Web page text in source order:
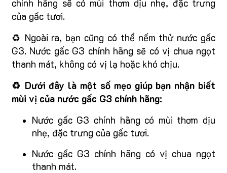
chính hãng sẽ có mùi thơm dịu nhẹ, đặc trưng
của gấc tươi.
♻️ Ngoài ra, bạn cũng có thể nếm thử nước gấc
G3. Nước gấc G3 chính hãng sẽ có vị chua ngọt
thanh mát, không có vị lạ hoặc khó chịu.
♻️ Dưới đây là một số mẹo giúp bạn nhận biết
mùi vị của nước gấc G3 chính hãng:
Nước gấc G3 chính hãng có mùi thơm dịu
nhẹ, đặc trưng của gấc tươi.
Nước gấc G3 chính hãng có vị chua ngọt
thanh mát.